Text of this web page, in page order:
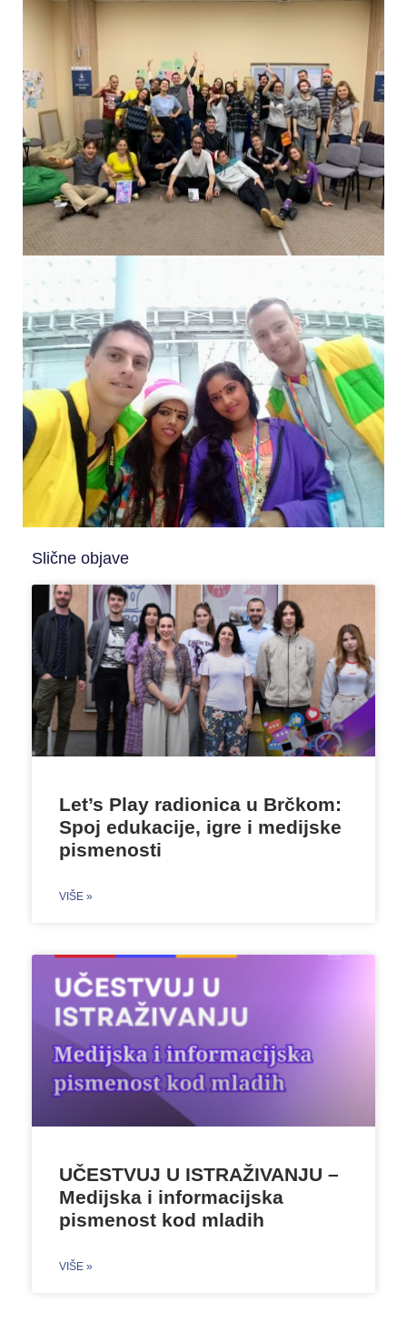
Slične objave
Let’s Play radionica u Brčkom:
Spoj edukacije, igre i medijske
pismenosti
VIŠE »
UČESTVUJ U ISTRAŽIVANJU –
Medijska i informacijska
pismenost kod mladih
VIŠE »